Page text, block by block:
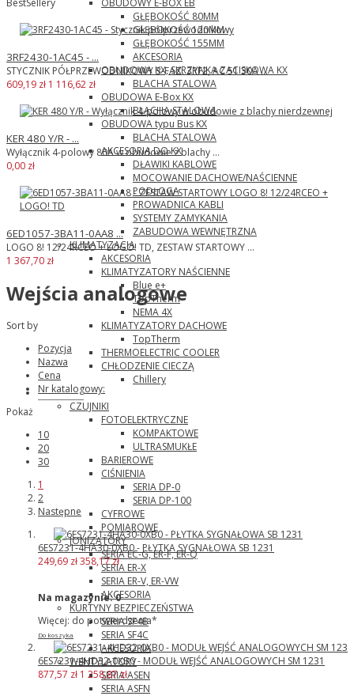
OBUDOWY E-BOX EB
GŁĘBOKOŚĆ 80MM
GŁĘBOKOŚĆ 120MM
GŁĘBOKOŚĆ 155MM
AKCESORIA
OBUDOWA KX, SKRZYNKA ZACISKOWA KX
BLACHA STALOWA
OBUDOWA E-Box KX
BLACHA STALOWA
OBUDOWA typu Bus KX
BLACHA STALOWA
AKCESORIA DO KX
DŁAWIKI KABLOWE
MOCOWANIE DACHOWE/NAŚCIENNE
PODŁOGA
PROWADNICA KABLI
SYSTEMY ZAMYKANIA
ZABUDOWA WEWNĘTRZNA
KLIMATYZACJA
AKCESORIA
KLIMATYZATORY NAŚCIENNE
Blue e+
TopTherm
NEMA 4X
KLIMATYZATORY DACHOWE
TopTherm
THERMOELECTRIC COOLER
CHŁODZENIE CIECZĄ
Chillery
Panasonic
CZUJNIKI
FOTOELEKTRYCZNE
KOMPAKTOWE
ULTRASMUKŁE
BARIEROWE
CIŚNIENIA
SERIA DP-0
SERIA DP-100
CYFROWE
POMIAROWE
JONIZATORY
SERIA EC-G, ER-F, ER-Q
SERIA ER-X
SERIA ER-V, ER-VW
AKCESORIA
KURTYNY BEZPIECZEŃSTWA
SERIA SF4B
SERIA SF4C
AKCESORIA
WENTYLATORY
SERIA ASEN
SERIA ASFN
BestSellery
3RF2430-1AC45 - ...
STYCZNIK PÓŁPRZEWODNIKOWY 3-FAZ. 3RF2, AC 51 30A ...
609,19 zł 1 116,62 zł
KER 480 Y/R - ...
Wyłącznik 4-polowy 80A w obudowie z blachy ...
0,00 zł
6ED1057-3BA11-0AA8 ...
LOGO 8! 12/24RCEO + LOGO! TD, ZESTAW STARTOWY ...
1 367,70 zł
Wejścia analogowe
Sort by
Pozycja
Nazwa
Cena
Nr katalogowy:
Pokaż
10
20
30
1
2
Następne
6ES7231-4HA30-0XB0 - PŁYTKA SYGNAŁOWA SB 1231
249,69 zł358,17 zł
Na magazynie:0
Więcej: do potwierdzenia*
Do koszyka
6ES7231-4HD32-0XB0 - MODUŁ WEJŚĆ ANALOGOWYCH SM 1231
877,57 zł 1 258,87 zł